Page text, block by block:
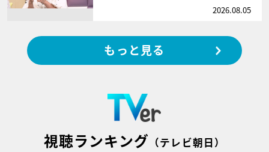
2026.08.05
もっと見る
視聴ランキング （テレビ朝日）